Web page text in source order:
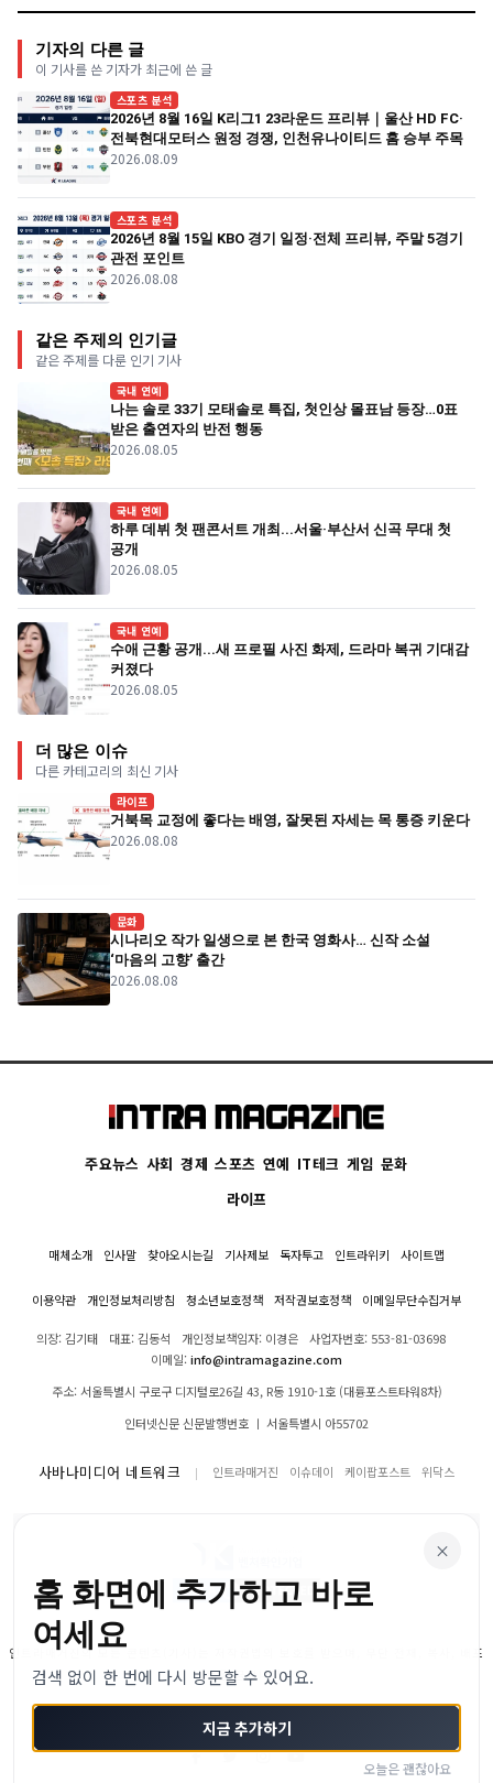
기자의 다른 글
이 기사를 쓴 기자가 최근에 쓴 글
스포츠 분석
2026년 8월 16일 K리그1 23라운드 프리뷰｜울산 HD FC·
전북현대모터스 원정 경쟁, 인천유나이티드 홈 승부 주목
2026.08.09
스포츠 분석
2026년 8월 15일 KBO 경기 일정·전체 프리뷰, 주말 5경기
관전 포인트
2026.08.08
같은 주제의 인기글
같은 주제를 다룬 인기 기사
국내 연예
나는 솔로 33기 모태솔로 특집, 첫인상 몰표남 등장…0표
받은 출연자의 반전 행동
2026.08.05
국내 연예
하루 데뷔 첫 팬콘서트 개최...서울·부산서 신곡 무대 첫
공개
2026.08.05
국내 연예
수애 근황 공개...새 프로필 사진 화제, 드라마 복귀 기대감
커졌다
2026.08.05
더 많은 이슈
다른 카테고리의 최신 기사
라이프
거북목 교정에 좋다는 배영, 잘못된 자세는 목 통증 키운다
2026.08.08
문화
시나리오 작가 일생으로 본 한국 영화사… 신작 소설
‘마음의 고향’ 출간
2026.08.08
주요뉴스 사회 경제 스포츠 연예 IT테크 게임 문화
라이프
매체소개 인사말 찾아오시는길 기사제보 독자투고 인트라위키 사이트맵
이용약관 개인정보처리방침 청소년보호정책 저작권보호정책 이메일무단수집거부
의장: 김기태 대표: 김동석 개인정보책임자: 이경은
사업자번호: 553-81-03698
이메일:info@intramagazine.com
주소: 서울특별시 구로구 디지털로26길 43, R동 1910-1호 (대륭포스트타워8차)
인터넷신문 신문발행번호 ㅣ 서울특별시 아55702
사바나미디어 네트워크 인트라매거진 이슈데이 케이팝포스트 위닥스
인트라매거진의 모든 콘텐츠(기사)는 저작권법의 보호를 받으며, 무단 전재, 복사, 배포
등을 금합니다.
© 2024–2026 인트라매거진. All Rights Reserved
×
홈 화면에 추가하고 바로
여세요
검색 없이 한 번에 다시 방문할 수 있어요.
지금 추가하기
오늘은 괜찮아요